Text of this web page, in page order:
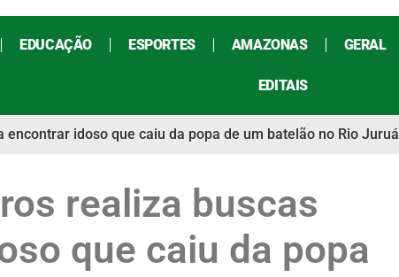
EDUCAÇÃO ESPORTES AMAZONAS GERAL
EDITAIS
idoso que caiu da popa de um batelão no Rio Juruá
realiza buscas
que caiu da popa